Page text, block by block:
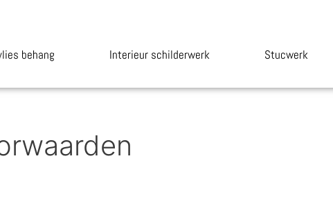
behang Interieur schilderwerk Stucwerk